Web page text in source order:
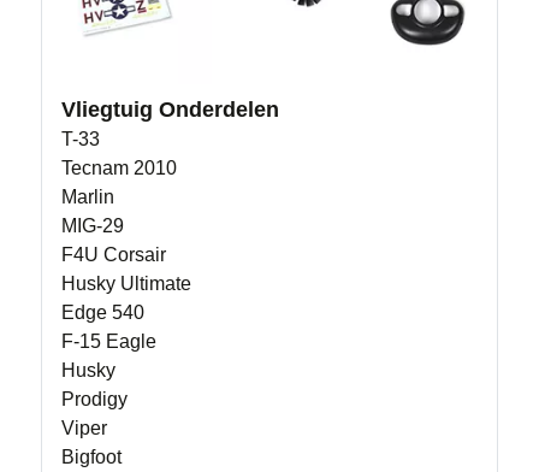
Vliegtuig Onderdelen
T-33
Tecnam 2010
Marlin
MIG-29
F4U Corsair
Husky Ultimate
Edge 540
F-15 Eagle
Husky
Prodigy
Viper
Bigfoot